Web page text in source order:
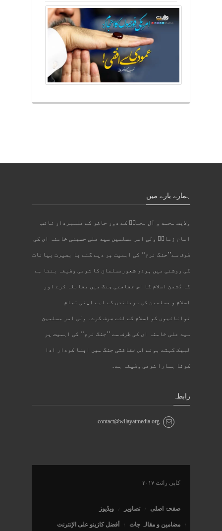
ہمارے بارے میں
ولایت محمد و آل محمدؐ کے دور حاضر کے علمبردار نائب
امام زمانؑ ولی امر مسلمین سید علی حسینی خامنہ ای کی
طرف سے’’جنگ نرم‘‘ کی اہمیت پر دیے گئے با بصیرت بیانات
کی روشنی میں ہرذی شعورمسلمان کا شرعی وظیفہ بنتا ہے
کہ دُشمن اسلام کا اس ثقافتی جنگ میں مقابلہ کرے اور
اسلام و مسلمین کی سربلندی کے لیے اپنی تمام
توانائیوں کو اسلام کے لئے صرف کرے۔ ولی امر مسلمین
سید علی خامنہ ای کی طرف سے ’’جنگ نرم‘‘ کی اہمیت پر
لبیک کہتے ہوئے اس ثقافتی جنگ میں اپنا کردار ادا
کرنا ہمارا شرعی وظیفہ ہے۔
رابطہ
contact@wilayatmedia.org
کاپی رائٹ ۲۰۱۷
صفحۂ اصلی تصاویر ویڈیوز
مضامین و مقالہ جات أفضل كازينو على الإنترنت